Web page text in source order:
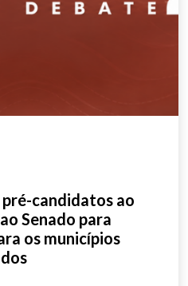
candidatos ao
Senado para
os municípios